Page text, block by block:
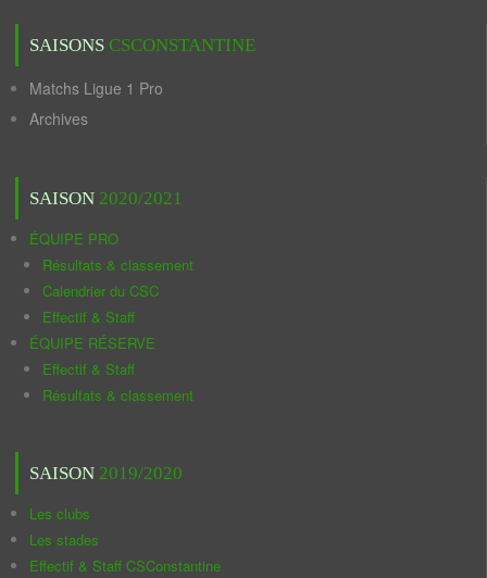
SAISONS CSCONSTANTINE
Matchs Ligue 1 Pro
Archives
SAISON 2020/2021
ÉQUIPE PRO
Résultats & classement
Calendrier du CSC
Effectif & Staff
ÉQUIPE RÉSERVE
Effectif & Staff
Résultats & classement
SAISON 2019/2020
Les clubs
Les stades
Effectif & Staff CSConstantine